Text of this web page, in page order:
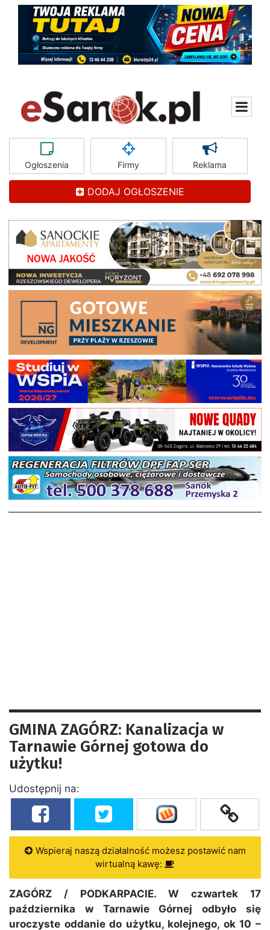
Ogłoszenia Firmy Reklama
DODAJ OGŁOSZENIE
GMINA ZAGÓRZ: Kanalizacja w
Tarnawie Górnej gotowa do
użytku!
Udostępnij na:
Wspieraj naszą działalność możesz postawić nam
wirtualną kawę:
ZAGÓRZ / PODKARPACIE. W czwartek 17
października w Tarnawie Górnej odbyło się
uroczyste oddanie do użytku, kolejnego, ok 10 –